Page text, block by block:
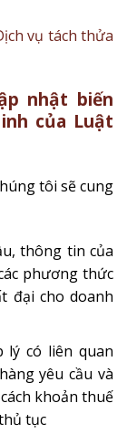
vụ tách thửa
nhật biến
của Luật
tôi sẽ cung
thông tin của
phương thức
đại cho doanh
lý có liên quan
yêu cầu và
khoản thuế
tục